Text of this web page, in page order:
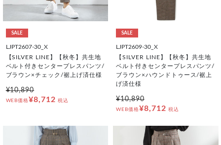
SALE
LJPT2607-30_X
【SILVER LINE】【秋冬】共生地
ベルト付きセンタープレスパンツ/
ブラウン×チェック/裾上げ済仕様
¥10,890
WEB価格¥8,712 税込
SALE
LJPT2609-30_X
【SILVER LINE】【秋冬】共生地
ベルト付きセンタープレスパンツ/
ブラウン×ハウンドトゥース/裾上
げ済仕様
¥10,890
WEB価格¥8,712 税込